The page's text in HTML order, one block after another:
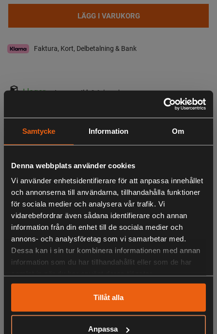
Samtycke Information Om
Denna webbplats använder cookies
Vi använder enhetsidentifierare för att anpassa innehållet
och annonserna till användarna, tillhandahålla funktioner
för sociala medier och analysera vår trafik. Vi
vidarebefordrar även sådana identifierare och annan
information från din enhet till de sociala medier och
annons- och analysföretag som vi samarbetar med.
Dessa kan i sin tur kombinera informationen med annan
information som du har tillhandahållit eller som de har
Tillåt alla
Anpassa
LÄGG I VARUKORG
Faktura, Kort, Delbetalning & Bank
I lager Leveranstid:3-6 dagar leverans
Observera att webshopens lager inte alltid gäller för butiken i Lagan. Vänligen
Beskrivning Specifikation
- 36L backpack
- Shell fabric made in silent brushed melton wool
- Removable rifle or shutgun compartment
- MOLLE- system straps
- Emergency whistle buckle
- Compression straps
LIKNANDE PRODUKTER
KÖPS OFTA TILLSAMMANS